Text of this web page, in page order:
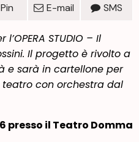
Pin E-mail SMS
STUDIO – Il
Il progetto è rivolto a
e sarà in cartellone per
con orchestra dal
presso il Teatro Domma